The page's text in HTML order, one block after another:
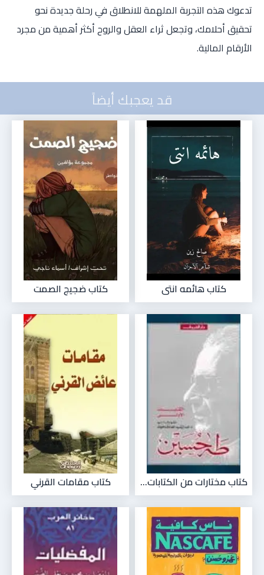
تدعوك هذه التجربة الملهمة للانطلاق في رحلة جديدة نحو
تحقيق أحلامك، وتجعل ثراء العقل والروح أكثر أهمية من مجرد
الأرقام المالية.
قد يعجبك أيضاً
كتاب هائمه انتى كتاب ضجيج الصمت
كتاب مختارات من الكتابات... كتاب مقامات القرني